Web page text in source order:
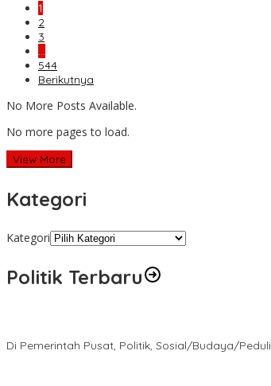
1
2
3
…
544
Berikutnya
No More Posts Available.
No more pages to load.
View More
Kategori
Kategori
Politik Terbaru
Di Pemerintah Pusat, Politik, Sosial/Budaya/Peduli